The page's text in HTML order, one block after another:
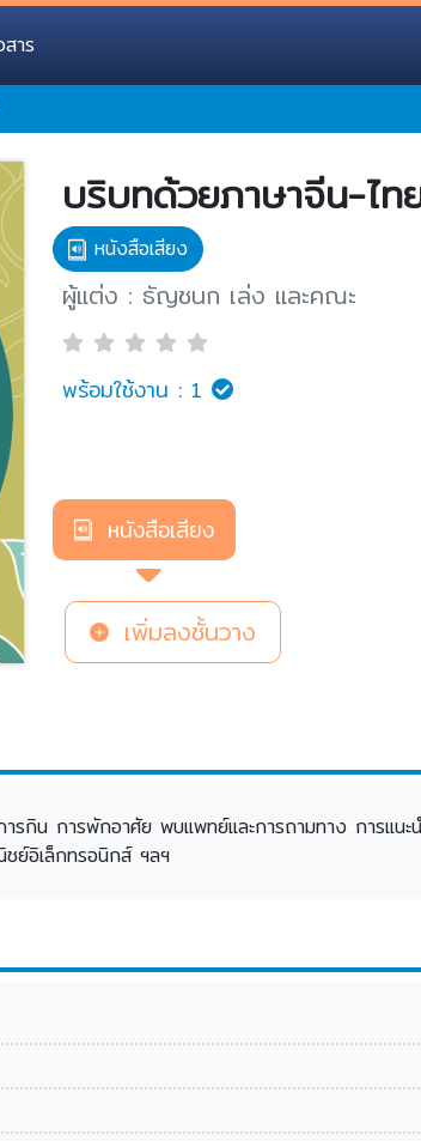
าร
บริบทด้วยภาษาจีน-ไท
หนังสือเสียง
ผู้แต่ง : ธัญชนก เล่ง และคณะ
พร้อมใช้งาน : 1
หนังสือเสียง
เพิ่มลงชั้นวาง
กิน การพักอาศัย พบแพทย์และการถามทาง การแนะ
ชย์อิเล็กทรอนิกส์ ฯลฯ